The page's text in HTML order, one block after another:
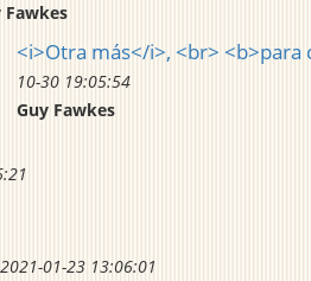
Fawkes
<i>Otra más</i>, <br>
10-30 19:05:54
Guy Fawkes
2021-01-23 13:06:01